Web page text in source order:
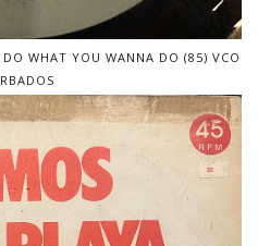
WHAT YOU WANNA DO (85) VCO